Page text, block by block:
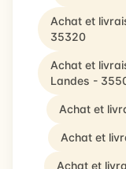
Achat et
35320
Achat et
Landes -
Achat et
Achat et
Achat et